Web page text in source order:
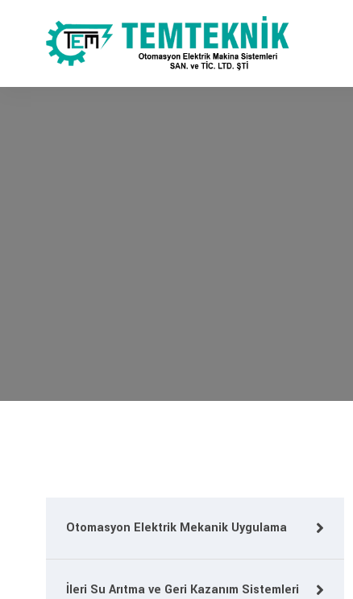
Otomasyon Elektrik Mekanik Uygulama
İleri Su Arıtma ve Geri Kazanım Sistemleri